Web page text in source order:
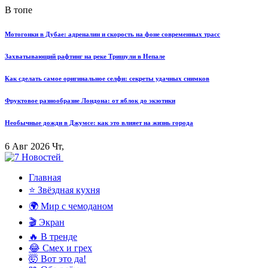
В топе
Мотогонки в Дубае: адреналин и скорость на фоне современных трасс
Захватывающий рафтинг на реке Тришули в Непале
Как сделать самое оригинальное селфи: секреты удачных снимков
Фруктовое разнообразие Лондона: от яблок до экзотики
Необычные дожди в Джумсе: как это влияет на жизнь города
6 Авг 2026 Чт,
Главная
⭐ Звёздная кухня
🌍 Мир с чемоданом
🎬 Экран
🔥 В тренде
😂 Смех и грех
🤯 Вот это да!